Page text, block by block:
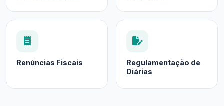
Renúncias Fiscais
Regulamentação de
Diárias